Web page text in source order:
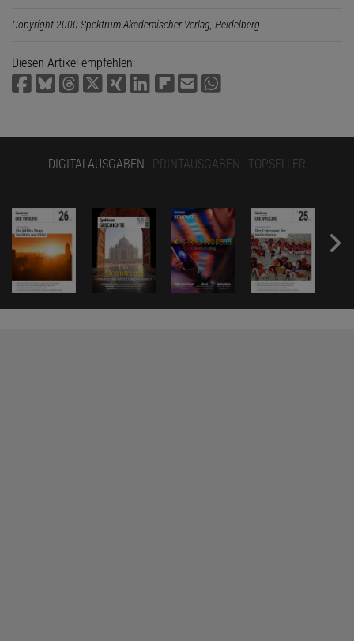
Copyright 2000 Spektrum Akademischer Verlag, Heidelberg
Diesen Artikel empfehlen:
DIGITALAUSGABEN PRINTAUSGABEN TOPSELLER